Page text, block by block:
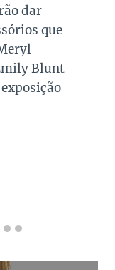
dar
que
Blunt